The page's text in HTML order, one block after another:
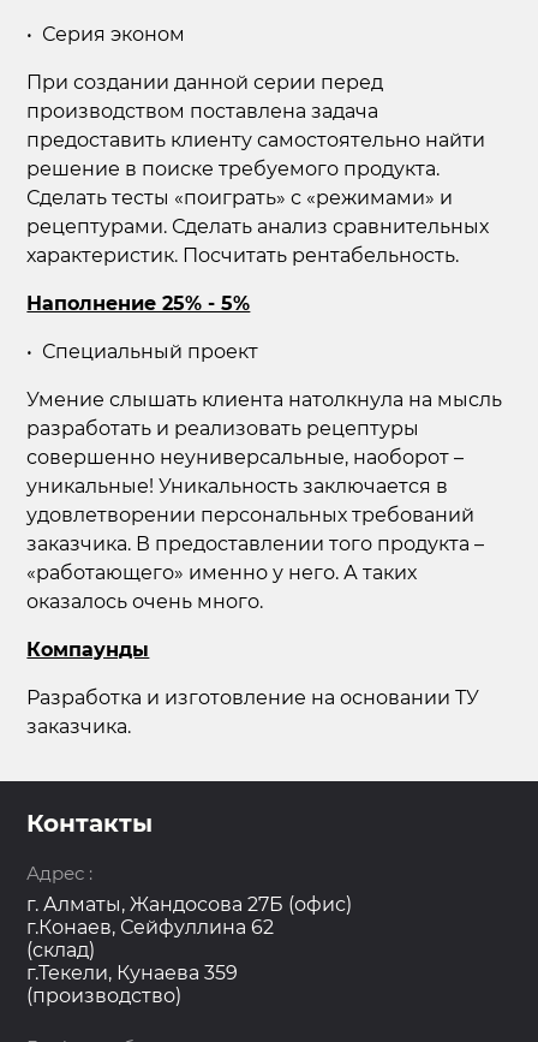
Серия эконом
При создании данной серии перед
производством поставлена задача
предоставить клиенту самостоятельно найти
решение в поиске требуемого продукта.
Сделать тесты «поиграть» с «режимами» и
рецептурами. Сделать анализ сравнительных
характеристик. Посчитать рентабельность.
Наполнение 25% - 5%
Специальный проект
Умение слышать клиента натолкнула на мысль
разработать и реализовать рецептуры
совершенно неуниверсальные, наоборот –
уникальные! Уникальность заключается в
удовлетворении персональных требований
заказчика. В предоставлении того продукта –
«работающего» именно у него. А таких
оказалось очень много.
Компаунды
Разработка и изготовление на основании ТУ
заказчика.
Контакты
Адрес :
г. Алматы, Жандосова 27Б (офис)
г.Конаев, Сейфуллина 62
(склад)
г.Текели, Кунаева 359
(производство)